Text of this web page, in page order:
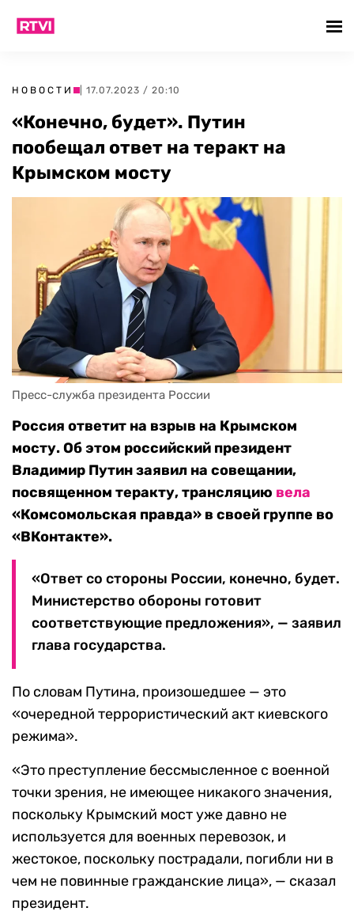
НОВОСТИ | 17.07.2023 / 20:10
«Конечно, будет». Путин
пообещал ответ на теракт на
Крымском мосту
Пресс-служба президента России
Россия ответит на взрыв на Крымском
мосту. Об этом российский президент
Владимир Путин заявил на совещании,
посвященном теракту, трансляцию вела
«Комсомольская правда» в своей группе во
«ВКонтакте».
«Ответ со стороны России, конечно, будет.
Министерство обороны готовит
соответствующие предложения», — заявил
глава государства.
По словам Путина, произошедшее — это
«очередной террористический акт киевского
режима».
«Это преступление бессмысленное с военной
точки зрения, не имеющее никакого значения,
поскольку Крымский мост уже давно не
используется для военных перевозок, и
жестокое, поскольку пострадали, погибли ни в
чем не повинные гражданские лица», — сказал
президент.